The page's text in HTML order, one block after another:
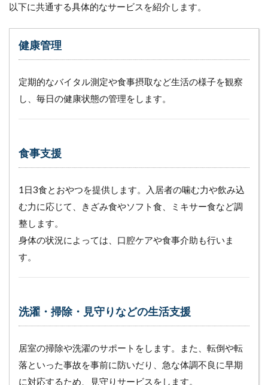
2.7
介助
2.8
移乗
2.9
行、
3
ー
シ
ン
グ
ー
ム
有
ー
内
と
は
以下に共通する具体的なサービスを紹介します。
健康管理
定期的なバイタル測定や食事摂取など生活の様子を観察
し、毎日の健康状態の管理をします。
食事支援
1日3食とおやつを提供します。入居者の噛む力や飲み込
む力に応じて、きざみ食やソフト食、ミキサー食など調
整します。
身体の状況によっては、口腔ケアや食事介助も行いま
す。
洗濯・掃除・見守りなどの生活支援
居室の掃除や洗濯のサポートをします。また、転倒や転
落といった事故を事前に防いだり、急な体調不良に早期
に対応するため、見守りサービスをします。